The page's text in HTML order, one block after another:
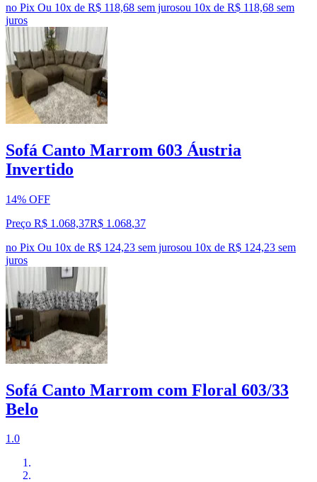
no Pix Ou 10x de R$ 118,68 sem jurosou 10x de R$ 118,68 sem
juros
Sofá Canto Marrom 603 Áustria
Invertido
14% OFF
Preço R$ 1.068,37R$ 1.068,37
no Pix Ou 10x de R$ 124,23 sem jurosou 10x de R$ 124,23 sem
juros
Sofá Canto Marrom com Floral 603/33
Belo
1.0